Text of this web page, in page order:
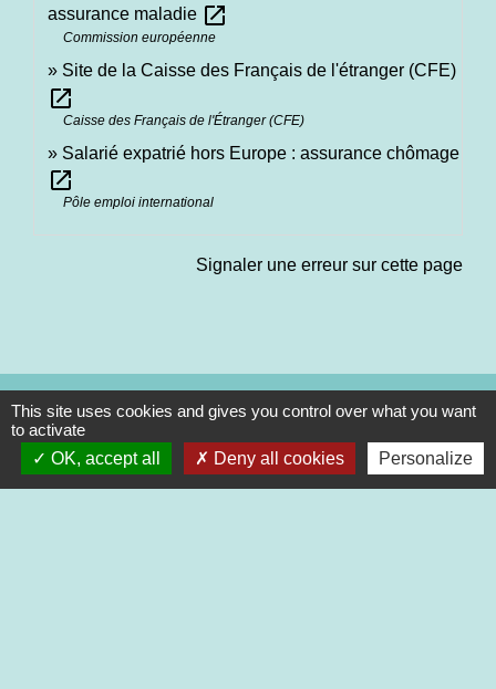
assurance maladie open_in_new
Commission européenne
Site de la Caisse des Français de l'étranger (CFE)
open_in_new
Caisse des Français de l'Étranger (CFE)
Salarié expatrié hors Europe : assurance chômage
open_in_new
Pôle emploi international
Signaler une erreur sur cette page
Contacts
Commune de Saint-Martin-de-Saint-Maixent
2 rue des Ecoles
This site uses cookies and gives you control over what you want
to activate
OK, accept all
Deny all cookies Personalize